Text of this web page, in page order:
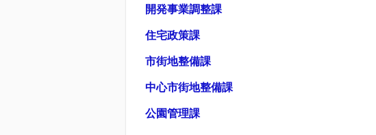
開発事業調整課
住宅政策課
市街地整備課
中心市街地整備課
公園管理課